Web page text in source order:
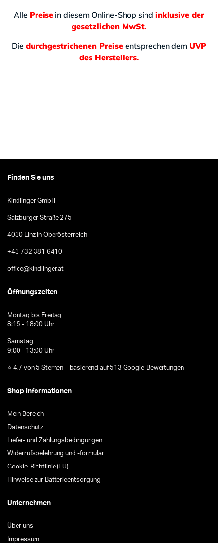
Alle Preise in diesem Online-Shop sind inklusive der
gesetzlichen MwSt.
Die durchgestrichenen Preiseentsprechen dem UVP
des Herstellers.
Finden Sie uns
Kindlinger GmbH
Salzburger Straße 275
4030 Linz in Oberösterreich
+43 732 381 6410
office@kindlinger.at
Öffnungszeiten
Montag bis Freitag
8:15 - 18:00 Uhr
Samstag
9:00 - 13:00 Uhr
⭐ 4,7 von 5 Sternen – basierend auf 513 Google-Bewertungen
Shop Informationen
Mein Bereich
Datenschutz
Liefer- und Zahlungsbedingungen
Widerrufsbelehrung und -formular
Cookie-Richtlinie (EU)
Hinweise zur Batterieentsorgung
Unternehmen
Über uns
Impressum